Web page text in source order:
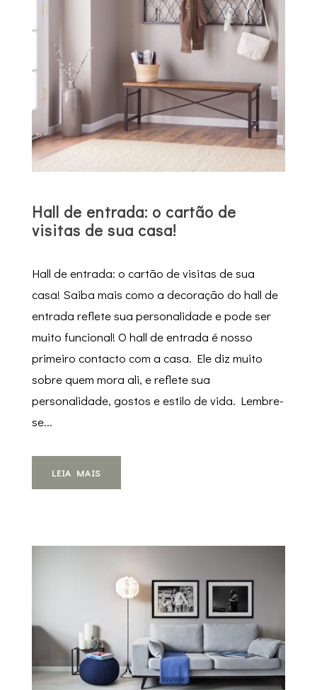
Hall de entrada: o cartão de
visitas de sua casa!
Hall de entrada: o cartão de visitas de sua
casa! Saiba mais como a decoração do hall de
entrada reflete sua personalidade e pode ser
muito funcional! O hall de entrada é nosso
primeiro contacto com a casa. Ele diz muito
sobre quem mora ali, e reflete sua
personalidade, gostos e estilo de vida. Lembre-
se...
LEIA MAIS